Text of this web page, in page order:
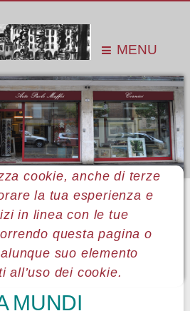
MENU
cookie, anche di terze
la tua esperienza e
in linea con le tue
questa pagina o
suo elemento
all’uso dei cookie.
Mostre 2014
MUNDI